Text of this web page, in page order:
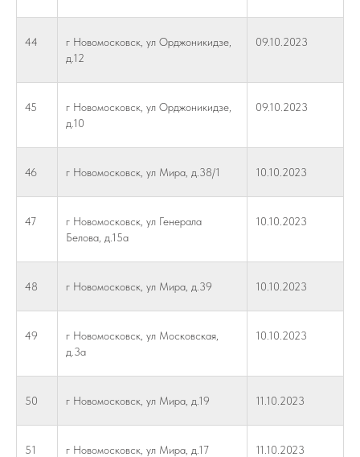
44
г Новомосковск, ул Орджоникидзе,
д.12
09.10.2023
45
г Новомосковск, ул Орджоникидзе,
д.10
09.10.2023
46 г Новомосковск, ул Мира, д.38/1 10.10.2023
47
г Новомосковск, ул Генерала
Белова, д.15а
10.10.2023
48 г Новомосковск, ул Мира, д.39 10.10.2023
49
г Новомосковск, ул Московская,
д.3а
10.10.2023
50 г Новомосковск, ул Мира, д.19 11.10.2023
51 г Новомосковск, ул Мира, д.17 11.10.2023